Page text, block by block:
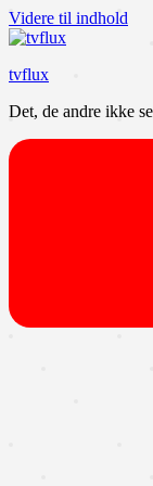
Videre til indhold
tvflux
Det, de andre ikke